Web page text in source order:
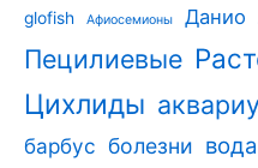
glofish Афиосемионы Данио
Пецилиевые
Цихлиды
барбус болезни вода